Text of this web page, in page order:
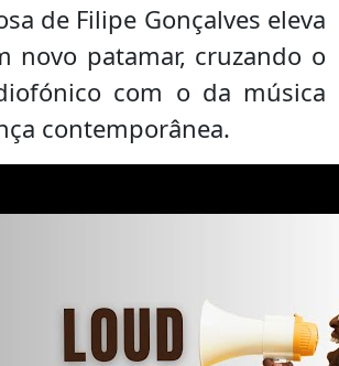
de Filipe Gonçalves eleva
novo patamar, cruzando o
com o da música
contemporânea.